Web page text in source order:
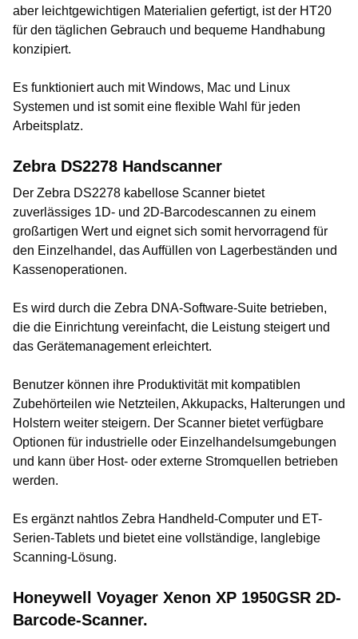
aber leichtgewichtigen Materialien gefertigt, ist der HT20
für den täglichen Gebrauch und bequeme Handhabung
konzipiert.
Es funktioniert auch mit Windows, Mac und Linux
Systemen und ist somit eine flexible Wahl für jeden
Arbeitsplatz.
Zebra DS2278 Handscanner
Der Zebra DS2278 kabellose Scanner bietet
zuverlässiges 1D- und 2D-Barcodescannen zu einem
großartigen Wert und eignet sich somit hervorragend für
den Einzelhandel, das Auffüllen von Lagerbeständen und
Kassenoperationen.
Es wird durch die Zebra DNA-Software-Suite betrieben,
die die Einrichtung vereinfacht, die Leistung steigert und
das Gerätemanagement erleichtert.
Benutzer können ihre Produktivität mit kompatiblen
Zubehörteilen wie Netzteilen, Akkupacks, Halterungen und
Holstern weiter steigern. Der Scanner bietet verfügbare
Optionen für industrielle oder Einzelhandelsumgebungen
und kann über Host- oder externe Stromquellen betrieben
werden.
Es ergänzt nahtlos Zebra Handheld-Computer und ET-
Serien-Tablets und bietet eine vollständige, langlebige
Scanning-Lösung.
Honeywell Voyager Xenon XP 1950GSR 2D-
Barcode-Scanner.